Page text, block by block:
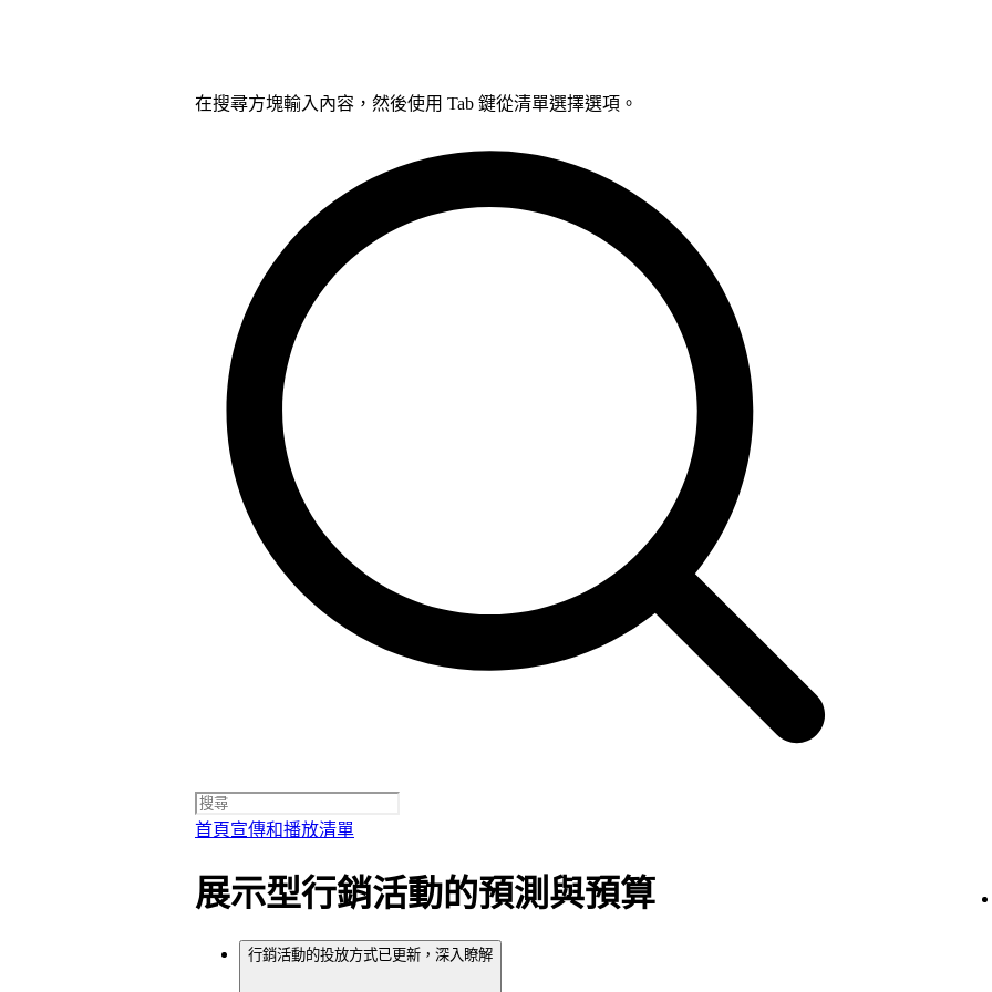
在搜尋方塊輸入內容，然後使用 Tab 鍵從清單選擇選項。
首頁宣傳和播放清單
展示型行銷活動的預測與預算
行銷活動的投放方式已更新，深入瞭解